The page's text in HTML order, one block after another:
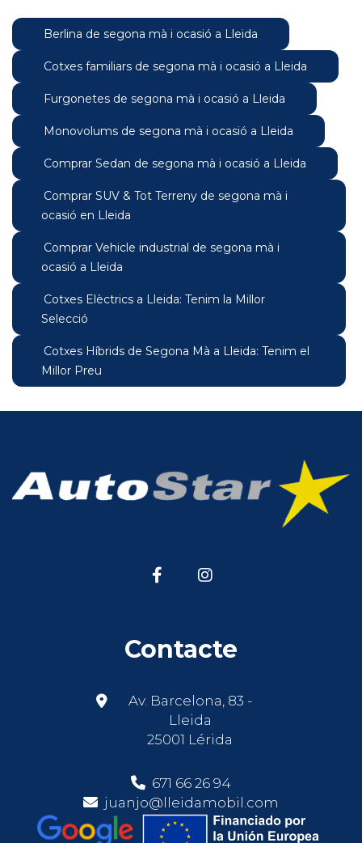
Berlina de segona mà i ocasió a Lleida
Cotxes familiars de segona mà i ocasió a Lleida
Furgonetes de segona mà i ocasió a Lleida
Monovolums de segona mà i ocasió a Lleida
Comprar Sedan de segona mà i ocasió a Lleida
Comprar SUV & Tot Terreny de segona mà i
ocasió en Lleida
Comprar Vehicle industrial de segona mà i
ocasió a Lleida
Cotxes Elèctrics a Lleida: Tenim la Millor
Selecció
Cotxes Híbrids de Segona Mà a Lleida: Tenim el
Millor Preu
Contacte
Av. Barcelona, 83 -
Lleida
25001 Lérida
671 66 26 94
juanjo@lleidamobil.com